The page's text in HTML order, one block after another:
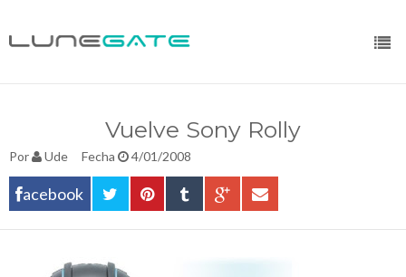
Vuelve Sony Rolly
Por Ude Fecha 4/01/2008
acebook